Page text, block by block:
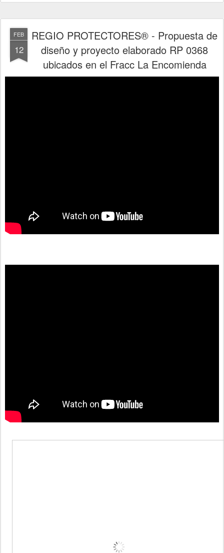
FEB
12
REGIO PROTECTORES® - Propuesta de
diseño y proyecto elaborado RP 0368
ubicados en el Fracc La Encomienda